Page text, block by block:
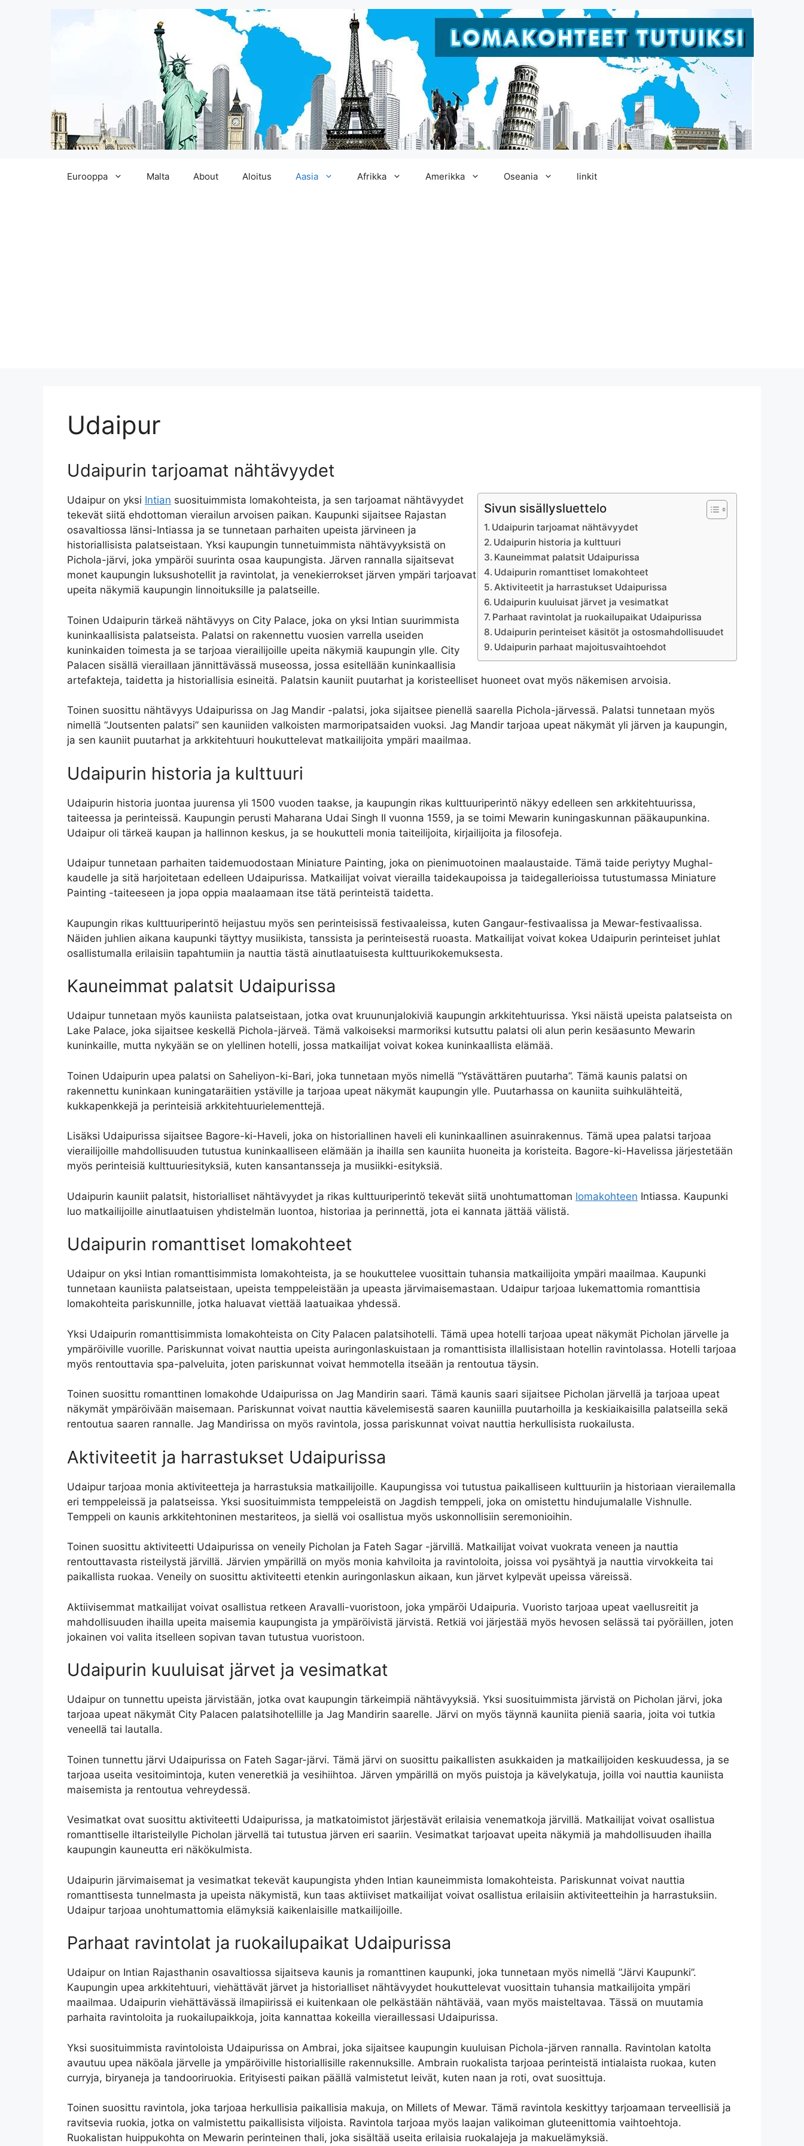
Eurooppa Malta About Aloitus Aasia Afrikka Amerikka Oseania linkit
Udaipur
Udaipurin tarjoamat nähtävyydet
Sivun sisällysluettelo
Udaipurin tarjoamat nähtävyydet
Udaipurin historia ja kulttuuri
Kauneimmat palatsit Udaipurissa
Udaipurin romanttiset lomakohteet
Aktiviteetit ja harrastukset Udaipurissa
Udaipurin kuuluisat järvet ja vesimatkat
Parhaat ravintolat ja ruokailupaikat Udaipurissa
Udaipurin perinteiset käsitöt ja ostosmahdollisuudet
Udaipurin parhaat majoitusvaihtoehdot
Udaipur on yksi Intian suosituimmista lomakohteista, ja sen tarjoamat nähtävyydet
tekevät siitä ehdottoman vierailun arvoisen paikan. Kaupunki sijaitsee Rajastan
osavaltiossa länsi-Intiassa ja se tunnetaan parhaiten upeista järvineen ja
historiallisista palatseistaan. Yksi kaupungin tunnetuimmista nähtävyyksistä on
Pichola-järvi, joka ympäröi suurinta osaa kaupungista. Järven rannalla sijaitsevat
monet kaupungin luksushotellit ja ravintolat, ja venekierrokset järven ympäri tarjoavat
upeita näkymiä kaupungin linnoituksille ja palatseille.
Toinen Udaipurin tärkeä nähtävyys on City Palace, joka on yksi Intian suurimmista
kuninkaallisista palatseista. Palatsi on rakennettu vuosien varrella useiden
kuninkaiden toimesta ja se tarjoaa vierailijoille upeita näkymiä kaupungin ylle. City
Palacen sisällä vieraillaan jännittävässä museossa, jossa esitellään kuninkaallisia
artefakteja, taidetta ja historiallisia esineitä. Palatsin kauniit puutarhat ja koristeelliset huoneet ovat myös näkemisen arvoisia.
Toinen suosittu nähtävyys Udaipurissa on Jag Mandir -palatsi, joka sijaitsee pienellä saarella Pichola-järvessä. Palatsi tunnetaan myös
nimellä ”Joutsenten palatsi” sen kauniiden valkoisten marmoripatsaiden vuoksi. Jag Mandir tarjoaa upeat näkymät yli järven ja kaupungin,
ja sen kauniit puutarhat ja arkkitehtuuri houkuttelevat matkailijoita ympäri maailmaa.
Udaipurin historia ja kulttuuri
Udaipurin historia juontaa juurensa yli 1500 vuoden taakse, ja kaupungin rikas kulttuuriperintö näkyy edelleen sen arkkitehtuurissa,
taiteessa ja perinteissä. Kaupungin perusti Maharana Udai Singh II vuonna 1559, ja se toimi Mewarin kuningaskunnan pääkaupunkina.
Udaipur oli tärkeä kaupan ja hallinnon keskus, ja se houkutteli monia taiteilijoita, kirjailijoita ja filosofeja.
Udaipur tunnetaan parhaiten taidemuodostaan Miniature Painting, joka on pienimuotoinen maalaustaide. Tämä taide periytyy Mughal-
kaudelle ja sitä harjoitetaan edelleen Udaipurissa. Matkailijat voivat vierailla taidekaupoissa ja taidegallerioissa tutustumassa Miniature
Painting -taiteeseen ja jopa oppia maalaamaan itse tätä perinteistä taidetta.
Kaupungin rikas kulttuuriperintö heijastuu myös sen perinteisissä festivaaleissa, kuten Gangaur-festivaalissa ja Mewar-festivaalissa.
Näiden juhlien aikana kaupunki täyttyy musiikista, tanssista ja perinteisestä ruoasta. Matkailijat voivat kokea Udaipurin perinteiset juhlat
osallistumalla erilaisiin tapahtumiin ja nauttia tästä ainutlaatuisesta kulttuurikokemuksesta.
Kauneimmat palatsit Udaipurissa
Udaipur tunnetaan myös kauniista palatseistaan, jotka ovat kruununjalokiviä kaupungin arkkitehtuurissa. Yksi näistä upeista palatseista on
Lake Palace, joka sijaitsee keskellä Pichola-järveä. Tämä valkoiseksi marmoriksi kutsuttu palatsi oli alun perin kesäasunto Mewarin
kuninkaille, mutta nykyään se on ylellinen hotelli, jossa matkailijat voivat kokea kuninkaallista elämää.
Toinen Udaipurin upea palatsi on Saheliyon-ki-Bari, joka tunnetaan myös nimellä ”Ystävättären puutarha”. Tämä kaunis palatsi on
rakennettu kuninkaan kuningataräitien ystäville ja tarjoaa upeat näkymät kaupungin ylle. Puutarhassa on kauniita suihkulähteitä,
kukkapenkkejä ja perinteisiä arkkitehtuurielementtejä.
Lisäksi Udaipurissa sijaitsee Bagore-ki-Haveli, joka on historiallinen haveli eli kuninkaallinen asuinrakennus. Tämä upea palatsi tarjoaa
vierailijoille mahdollisuuden tutustua kuninkaalliseen elämään ja ihailla sen kauniita huoneita ja koristeita. Bagore-ki-Havelissa järjestetään
myös perinteisiä kulttuuriesityksiä, kuten kansantansseja ja musiikki-esityksiä.
Udaipurin kauniit palatsit, historialliset nähtävyydet ja rikas kulttuuriperintö tekevät siitä unohtumattoman lomakohteen Intiassa. Kaupunki
luo matkailijoille ainutlaatuisen yhdistelmän luontoa, historiaa ja perinnettä, jota ei kannata jättää välistä.
Udaipurin romanttiset lomakohteet
Udaipur on yksi Intian romanttisimmista lomakohteista, ja se houkuttelee vuosittain tuhansia matkailijoita ympäri maailmaa. Kaupunki
tunnetaan kauniista palatseistaan, upeista temppeleistään ja upeasta järvimaisemastaan. Udaipur tarjoaa lukemattomia romanttisia
lomakohteita pariskunnille, jotka haluavat viettää laatuaikaa yhdessä.
Yksi Udaipurin romanttisimmista lomakohteista on City Palacen palatsihotelli. Tämä upea hotelli tarjoaa upeat näkymät Picholan järvelle ja
ympäröiville vuorille. Pariskunnat voivat nauttia upeista auringonlaskuistaan ​​ja romanttisista illallisistaan ​​hotellin ravintolassa. Hotelli tarjoaa
myös rentouttavia spa-palveluita, joten pariskunnat voivat hemmotella itseään ja rentoutua täysin.
Toinen suosittu romanttinen lomakohde Udaipurissa on Jag Mandirin saari. Tämä kaunis saari sijaitsee Picholan järvellä ja tarjoaa upeat
näkymät ympäröivään maisemaan. Pariskunnat voivat nauttia kävelemisestä saaren kauniilla puutarhoilla ja keskiaikaisilla palatseilla sekä
rentoutua saaren rannalle. Jag Mandirissa on myös ravintola, jossa pariskunnat voivat nauttia herkullisista ruokailusta.
Aktiviteetit ja harrastukset Udaipurissa
Udaipur tarjoaa monia aktiviteetteja ja harrastuksia matkailijoille. Kaupungissa voi tutustua paikalliseen kulttuuriin ja historiaan vierailemalla
eri temppeleissä ja palatseissa. Yksi suosituimmista temppeleistä on Jagdish temppeli, joka on omistettu hindujumalalle Vishnulle.
Temppeli on kaunis arkkitehtoninen mestariteos, ja siellä voi osallistua myös uskonnollisiin seremonioihin.
Toinen suosittu aktiviteetti Udaipurissa on veneily Picholan ja Fateh Sagar -järvillä. Matkailijat voivat vuokrata veneen ja nauttia
rentouttavasta risteilystä järvillä. Järvien ympärillä on myös monia kahviloita ja ravintoloita, joissa voi pysähtyä ja nauttia virvokkeita tai
paikallista ruokaa. Veneily on suosittu aktiviteetti etenkin auringonlaskun aikaan, kun järvet kylpevät upeissa väreissä.
Aktiivisemmat matkailijat voivat osallistua retkeen Aravalli-vuoristoon, joka ympäröi Udaipuria. Vuoristo tarjoaa upeat vaellusreitit ja
mahdollisuuden ihailla upeita maisemia kaupungista ja ympäröivistä järvistä. Retkiä voi järjestää myös hevosen selässä tai pyöräillen, joten
jokainen voi valita itselleen sopivan tavan tutustua vuoristoon.
Udaipurin kuuluisat järvet ja vesimatkat
Udaipur on tunnettu upeista järvistään, jotka ovat kaupungin tärkeimpiä nähtävyyksiä. Yksi suosituimmista järvistä on Picholan järvi, joka
tarjoaa upeat näkymät City Palacen palatsihotellille ja Jag Mandirin saarelle. Järvi on myös täynnä kauniita pieniä saaria, joita voi tutkia
veneellä tai lautalla.
Toinen tunnettu järvi Udaipurissa on Fateh Sagar-järvi. Tämä järvi on suosittu paikallisten asukkaiden ja matkailijoiden keskuudessa, ja se
tarjoaa useita vesitoimintoja, kuten veneretkiä ja vesihiihtoa. Järven ympärillä on myös puistoja ja kävelykatuja, joilla voi nauttia kauniista
maisemista ja rentoutua vehreydessä.
Vesimatkat ovat suosittu aktiviteetti Udaipurissa, ja matkatoimistot järjestävät erilaisia ​​venematkoja järvillä. Matkailijat voivat osallistua
romanttiselle iltaristeilylle Picholan järvellä tai tutustua järven eri saariin. Vesimatkat tarjoavat upeita näkymiä ja mahdollisuuden ihailla
kaupungin kauneutta eri näkökulmista.
Udaipurin järvimaisemat ja vesimatkat tekevät kaupungista yhden Intian kauneimmista lomakohteista. Pariskunnat voivat nauttia
romanttisesta tunnelmasta ja upeista näkymistä, kun taas aktiiviset matkailijat voivat osallistua erilaisiin aktiviteetteihin ja harrastuksiin.
Udaipur tarjoaa unohtumattomia elämyksiä kaikenlaisille matkailijoille.
Parhaat ravintolat ja ruokailupaikat Udaipurissa
Udaipur on Intian Rajasthanin osavaltiossa sijaitseva kaunis ja romanttinen kaupunki, joka tunnetaan myös nimellä ”Järvi Kaupunki”.
Kaupungin upea arkkitehtuuri, viehättävät järvet ja historialliset nähtävyydet houkuttelevat vuosittain tuhansia matkailijoita ympäri
maailmaa. Udaipurin viehättävässä ilmapiirissä ei kuitenkaan ole pelkästään nähtävää, vaan myös maisteltavaa. Tässä on muutamia
parhaita ravintoloita ja ruokailupaikkoja, joita kannattaa kokeilla vieraillessasi Udaipurissa.
Yksi suosituimmista ravintoloista Udaipurissa on Ambrai, joka sijaitsee kaupungin kuuluisan Pichola-järven rannalla. Ravintolan katolta
avautuu upea näköala järvelle ja ympäröiville historiallisille rakennuksille. Ambrain ruokalista tarjoaa perinteistä intialaista ruokaa, kuten
curryja, biryaneja ja tandooriruokia. Erityisesti paikan päällä valmistetut leivät, kuten naan ja roti, ovat suosittuja.
Toinen suosittu ravintola, joka tarjoaa herkullisia paikallisia makuja, on Millets of Mewar. Tämä ravintola keskittyy tarjoamaan terveellisiä ja
ravitsevia ruokia, jotka on valmistettu paikallisista viljoista. Ravintola tarjoaa myös laajan valikoiman gluteenittomia vaihtoehtoja.
Ruokalistan huippukohta on Mewarin perinteinen thali, joka sisältää useita erilaisia ​​ruokalajeja ja makuelämyksiä.